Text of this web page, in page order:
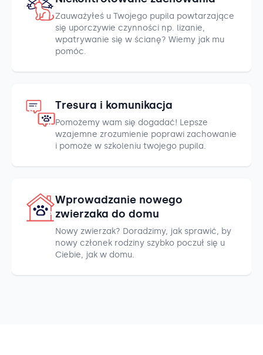
Zauważyłeś u Twojego pupila powtarzające
się uporczywie czynności np. lizanie,
wpatrywanie się w ścianę? Wiemy jak mu
pomóc.
Tresura i komunikacja
Pomożemy wam się dogadać! Lepsze
wzajemne zrozumienie poprawi zachowanie
i pomoże w szkoleniu twojego pupila.
Wprowadzanie nowego
zwierzaka do domu
Nowy zwierzak? Doradzimy, jak sprawić, by
nowy członek rodziny szybko poczuł się u
Ciebie, jak w domu.